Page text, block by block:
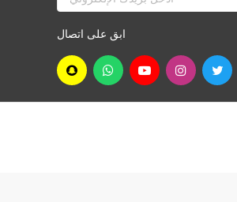
ابق على اتصال